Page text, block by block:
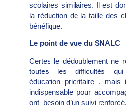
scolaires similaires. Il est
la réduction de la taille des
bénéfique.
Le point de vue du SNALC
Certes le dédoublement ne
toutes les difficultés qui
éducation prioritaire , mais
indispensable pour
ont besoin d’un suivi renforcé.